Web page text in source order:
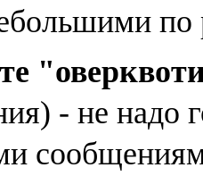
по
- не надо